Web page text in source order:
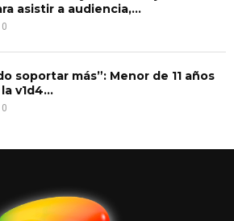
asistir a audiencia,...
0
soportar más”: Menor de 11 años
v1d4...
0